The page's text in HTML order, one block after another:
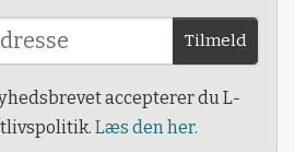
Tilmeld
accepterer du L-
Læs den her.